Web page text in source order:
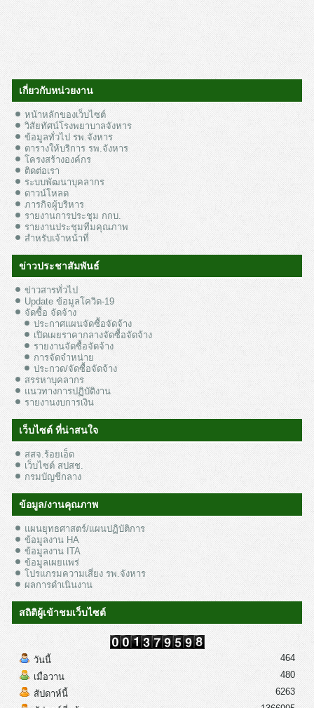
เกี่ยวกับหน่วยงาน
หน้าหลักของเว็บไซต์
วิสัยทัศน์โรงพยาบาลจังหาร
ข้อมูลทั่วไป รพ.จังหาร
ตารางให้บริการ รพ.จังหาร
โครงสร้างองค์กร
ติดต่อเรา
ระบบพัฒนาบุคลากร
ดาวน์โหลด
ภารกิจผู้บริหาร
รายงานการประชุม กกบ.
รายงานประชุมทีมคุณภาพ
สำหรับเจ้าหน้าที่
ข่าวประชาสัมพันธ์
ข่าวสารทั่วไป
Update ข้อมูลโควิด-19
จัดซื้อ จัดจ้าง
ประกาศแผนจัดซื้อจัดจ้าง
เปิดเผยราคากลางจัดซื้อจัดจ้าง
รายงานจัดซื้อจัดจ้าง
การจัดจำหน่าย
ประกวด/จัดซื้อจัดจ้าง
สรรหาบุคลากร
แนวทางการปฏิบัติงาน
รายงานงบการเงิน
เว็บไซต์ ที่น่าสนใจ
สสจ.ร้อยเอ็ด
เว็บไซต์ สปสช.
กรมบัญชีกลาง
ข้อมูล/งานคุณภาพ
แผนยุทธศาสตร์/แผนปฏิบัติการ
ข้อมูลงาน HA
ข้อมูลงาน ITA
ข้อมูลเผยแพร่
โปรแกรมความเสี่ยง รพ.จังหาร
ผลการดำเนินงาน
สถิติผู้เข้าชมเว็บไซต์
วันนี้
เมื่อวาน
สัปดาห์นี้
464
480
6263